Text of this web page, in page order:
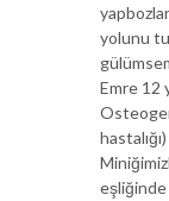
yolunu
Emre 12
eşliğinde